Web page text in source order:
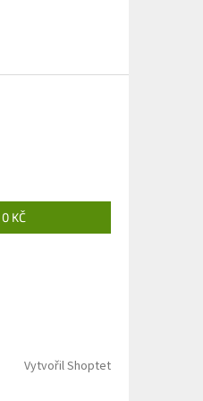
0 KČ
Vytvořil Shoptet